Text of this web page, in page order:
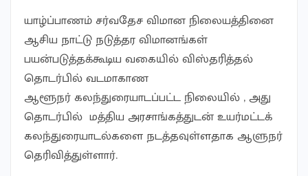
யாழ்ப்பாணம் சர்வதேச விமான நிலையத்தினை
ஆசிய நாட்டு நடுத்தர விமானங்கள்
பயன்படுத்தக்கூடிய வகையில் விஸ்தரித்தல்
தொடர்பில் வடமாகாண
ஆளூநர் கலந்துரையாடப்பட்ட நிலையில் , அது
தொடர்பில் மத்திய அரசாங்கத்துடன் உயர்மட்டக்
கலந்துரையாடல்களை நடத்தவுள்ளதாக ஆளுநர்
தெரிவித்துள்ளார்.